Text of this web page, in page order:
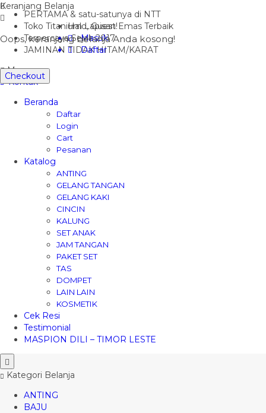
PERTAMA & satu-satunya di NTT
Toko Titanium Lapisan Emas Terbaik
Terpercaya Sejak 2017
JAMINAN TIDAK HITAM/KARAT
Menu
Kontak
Beranda
Daftar
Login
Cart
Pesanan
Katalog
ANTING
GELANG TANGAN
GELANG KAKI
CINCIN
KALUNG
SET ANAK
JAM TANGAN
PAKET SET
TAS
DOMPET
LAIN LAIN
KOSMETIK
Cek Resi
Testimonial
MASPION DILI – TIMOR LESTE
Kategori Belanja
ANTING
BAJU
Halo, Guest!
Masuk
Daftar
Keranjang Belanja
Oops, keranjang belanja Anda kosong!
Checkout